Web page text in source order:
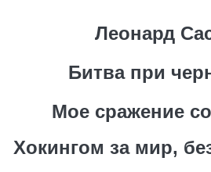
Леонард
Битва при
Мое сражение
Хокингом за мир,